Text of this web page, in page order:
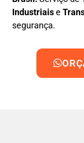
Industriaise
segurança.